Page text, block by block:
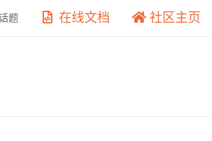
题 在线文档 社区主页